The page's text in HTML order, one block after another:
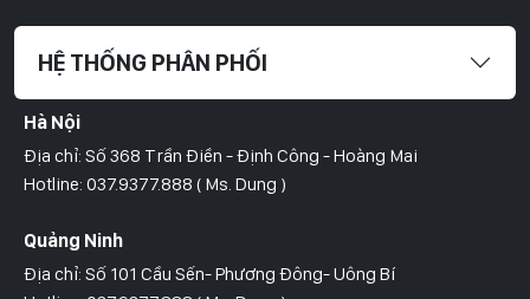
HỆ THỐNG PHÂN PHỐI
Hà Nội
Địa chỉ: Số 368 Trần Điền - Định Công - Hoàng Mai
Hotline: 037.9377.888 ( Ms. Dung )
Quảng Ninh
Địa chỉ: Số 101 Cầu Sến- Phương Đông- Uông Bí